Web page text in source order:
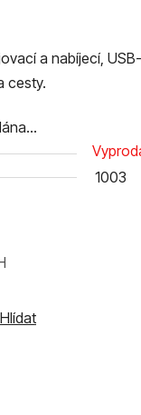
a nabíjecí,
cesty.
1003
Hlídat